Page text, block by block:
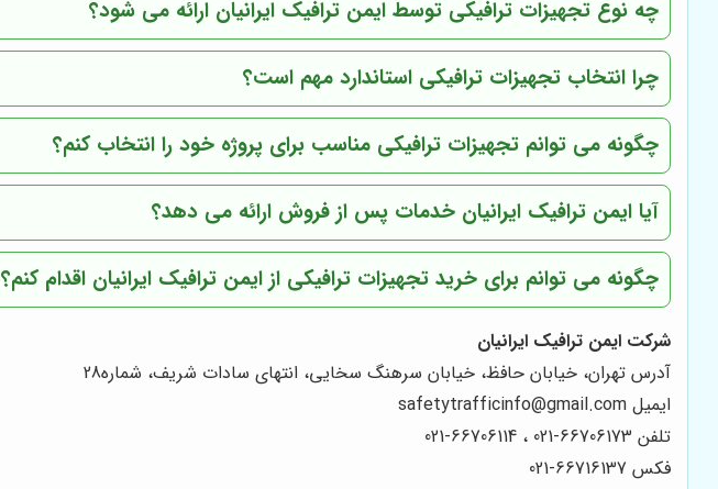
چه نوع تجهیزات ترافیکی توسط ایمن ترافیک ایرانیان ارائه می شود؟
چرا انتخاب تجهیزات ترافیکی استاندارد مهم است؟
چگونه می توانم تجهیزات ترافیکی مناسب برای پروژه خود را انتخاب کنم؟
آیا ایمن ترافیک ایرانیان خدمات پس از فروش ارائه می دهد؟
چگونه می توانم برای خرید تجهیزات ترافیکی از ایمن ترافیک ایرانیان اقدام کنم؟
شرکت ایمن ترافیک ایرانیان
آدرس تهران، خیابان حافظ، خیابان سرهنگ سخایی، انتهای سادات شریف، شماره28
ایمیل safetytrafficinfo@gmail.com
تلفن 66706173-021 ، 66706114-021
فکس 66716137-021